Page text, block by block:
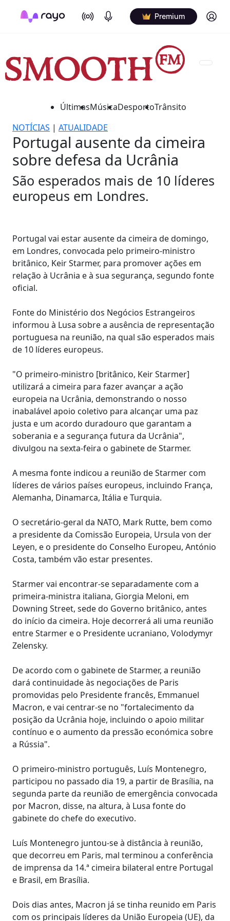
On Air Podcasts Premium Log in
ÚltimasMúsicaDesportoTrânsito
NOTÍCIAS | ATUALIDADE
Portugal ausente da cimeira
sobre defesa da Ucrânia
São esperados mais de 10 líderes
europeus em Londres.
Portugal vai estar ausente da cimeira de domingo,
em Londres, convocada pelo primeiro-ministro
britânico, Keir Starmer, para promover ações em
relação à Ucrânia e à sua segurança, segundo fonte
oficial.
Fonte do Ministério dos Negócios Estrangeiros
informou à Lusa sobre a ausência de representação
portuguesa na reunião, na qual são esperados mais
de 10 líderes europeus.
"O primeiro-ministro [britânico, Keir Starmer]
utilizará a cimeira para fazer avançar a ação
europeia na Ucrânia, demonstrando o nosso
inabalável apoio coletivo para alcançar uma paz
justa e um acordo duradouro que garantam a
soberania e a segurança futura da Ucrânia",
divulgou na sexta-feira o gabinete de Starmer.
A mesma fonte indicou a reunião de Starmer com
líderes de vários países europeus, incluindo França,
Alemanha, Dinamarca, Itália e Turquia.
O secretário-geral da NATO, Mark Rutte, bem como
a presidente da Comissão Europeia, Ursula von der
Leyen, e o presidente do Conselho Europeu, António
Costa, também vão estar presentes.
Starmer vai encontrar-se separadamente com a
primeira-ministra italiana, Giorgia Meloni, em
Downing Street, sede do Governo britânico, antes
do início da cimeira. Hoje decorrerá ali uma reunião
entre Starmer e o Presidente ucraniano, Volodymyr
Zelensky.
De acordo com o gabinete de Starmer, a reunião
dará continuidade às negociações de Paris
promovidas pelo Presidente francês, Emmanuel
Macron, e vai centrar-se no "fortalecimento da
posição da Ucrânia hoje, incluindo o apoio militar
contínuo e o aumento da pressão económica sobre
a Rússia".
O primeiro-ministro português, Luís Montenegro,
participou no passado dia 19, a partir de Brasília, na
segunda parte da reunião de emergência convocada
por Macron, disse, na altura, à Lusa fonte do
gabinete do chefe do executivo.
Luís Montenegro juntou-se à distância à reunião,
que decorreu em Paris, mal terminou a conferência
de imprensa da 14.ª cimeira bilateral entre Portugal
e Brasil, em Brasília.
Dois dias antes, Macron já se tinha reunido em Paris
com os principais líderes da União Europeia (UE), da